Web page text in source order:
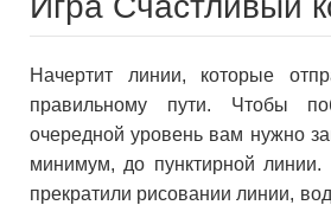
Начертит линии, которые
правильному пути. Чтобы
очередной уровень вам нужно
минимум, до пунктирной
прекратили рисовании линии,